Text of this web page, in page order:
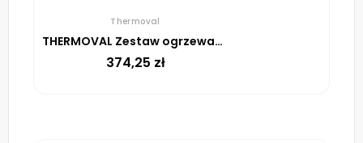
Thermoval
THERMOVAL Zestaw ogrzewania podłogowego – mata TV TO 1m² 170W/m² regulator TT 16 biały
374,25 zł